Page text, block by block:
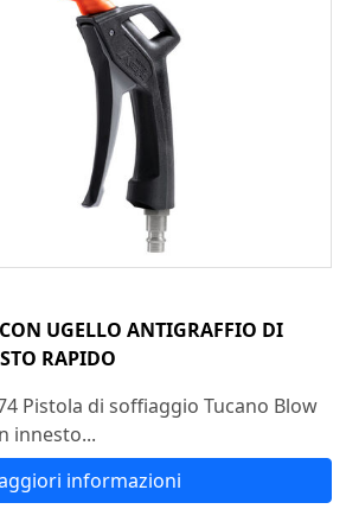
UGELLO ANTIGRAFFIO DI
RAPIDO
Pistola di soffiaggio Tucano Blow
innesto...
informazioni